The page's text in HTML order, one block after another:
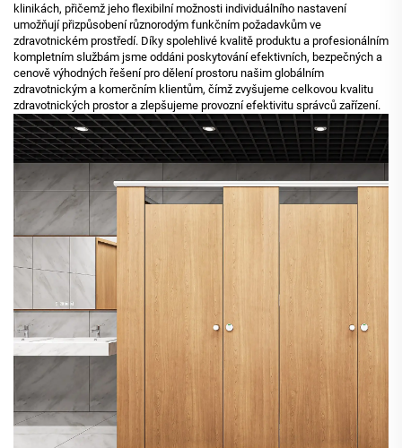
klinikách, přičemž jeho flexibilní možnosti individuálního nastavení
umožňují přizpůsobení různorodým funkčním požadavkům ve
zdravotnickém prostředí. Díky spolehlivé kvalitě produktu a profesionálním
kompletním službám jsme oddáni poskytování efektivních, bezpečných a
cenově výhodných řešení pro dělení prostoru našim globálním
zdravotnickým a komerčním klientům, čímž zvyšujeme celkovou kvalitu
zdravotnických prostor a zlepšujeme provozní efektivitu správců zařízení.